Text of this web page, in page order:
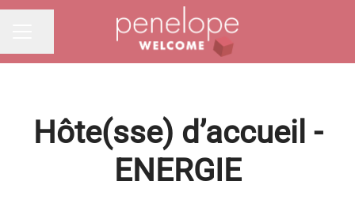
Partager la page
Hôte(sse) d’accueil -
ENERGIE